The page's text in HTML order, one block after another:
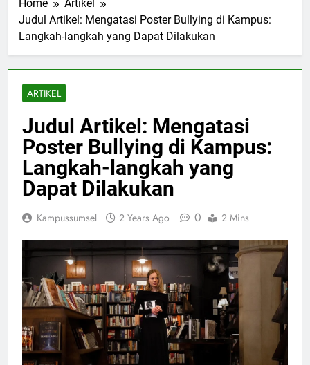
Home
Artikel
Judul Artikel: Mengatasi Poster Bullying di Kampus:
Langkah-langkah yang Dapat Dilakukan
ARTIKEL
Judul Artikel: Mengatasi
Poster Bullying di Kampus:
Langkah-langkah yang
Dapat Dilakukan
Kampussumsel 2 Years Ago 0 2 Mins